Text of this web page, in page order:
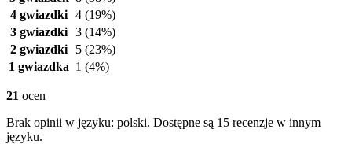
4 gwiazdki 4 (19%)
3 gwiazdki 3 (14%)
2 gwiazdki
5 (23%)
1 gwiazdka 1 (4%)
21 ocen
Brak opinii w języku: polski. Dostępne są 15 recenzje w innym
języku.